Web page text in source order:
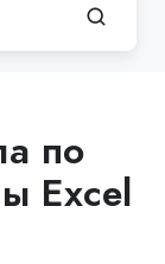
по
Excel